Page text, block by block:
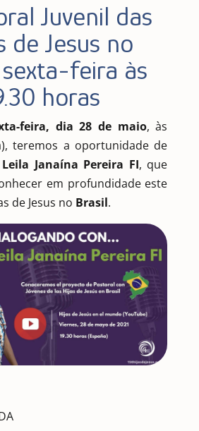
Juvenil das
de Jesus no
sexta-feira às
horas
feira, dia 28 de maio, às
teremos a oportunidade de
Leila Janaína Pereira FI, que
em profundidade este
de Jesus no Brasil.